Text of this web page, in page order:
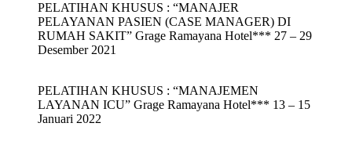
PELATIHAN KHUSUS : “MANAJER
PELAYANAN PASIEN (CASE MANAGER) DI
RUMAH SAKIT” Grage Ramayana Hotel*** 27 – 29
Desember 2021
PELATIHAN KHUSUS : “MANAJEMEN
LAYANAN ICU” Grage Ramayana Hotel*** 13 – 15
Januari 2022